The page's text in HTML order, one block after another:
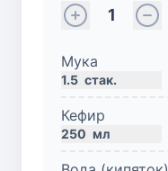
1
Мука
1.5 стак.
Кефир
250 мл